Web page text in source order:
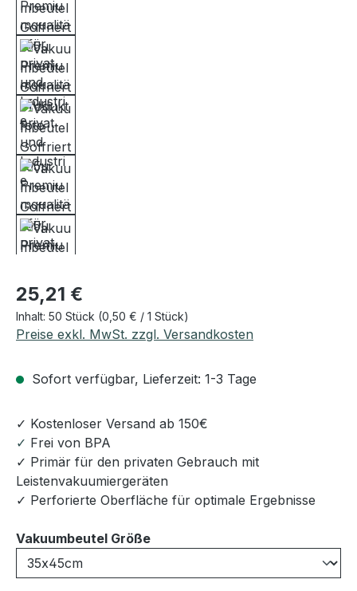
Regulärer Preis:
25,21 €
Inhalt: 50 Stück (0,50 € / 1 Stück)
Preise exkl. MwSt. zzgl. Versandkosten
Sofort verfügbar, Lieferzeit: 1-3 Tage
✓ Kostenloser Versand ab 150€
✓ Frei von BPA
✓ Primär für den privaten Gebrauch mit
Leistenvakuumiergeräten
✓ Perforierte Oberfläche für optimale Ergebnisse
Vakuumbeutel Größeauswählen